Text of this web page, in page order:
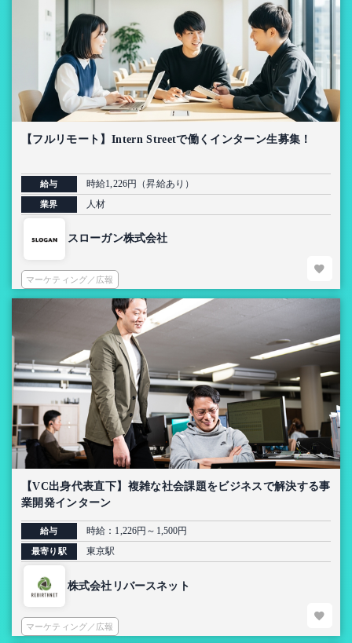
【フルリモート】Intern Streetで働くインターン生募集！
給与 時給1,226円（昇給あり）
業界 人材
スローガン株式会社
マーケティング／広報
【VC出身代表直下】複雑な社会課題をビジネスで解決する事
業開発インターン
給与 時給：1,226円～1,500円
最寄り駅 東京駅
株式会社リバースネット
マーケティング／広報